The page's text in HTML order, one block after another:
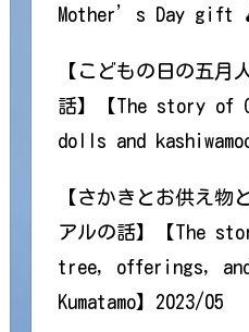
Mother’s Day gift
【こどもの日の五月
話】【The story of
dolls and
【さかきとお供え物
アルの話】【The
tree, offerings,
Kumatamo】2023/05